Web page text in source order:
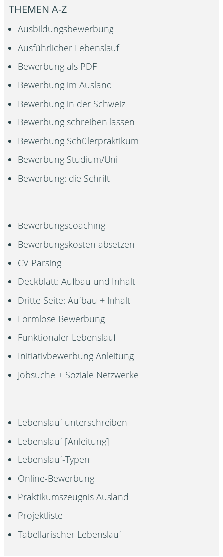
THEMEN A-Z
Ausbildungsbewerbung
Ausführlicher Lebenslauf
Bewerbung als PDF
Bewerbung im Ausland
Bewerbung in der Schweiz
Bewerbung schreiben lassen
Bewerbung Schülerpraktikum
Bewerbung Studium/Uni
Bewerbung: die Schrift
Bewerbungscoaching
Bewerbungskosten absetzen
CV-Parsing
Deckblatt: Aufbau und Inhalt
Dritte Seite: Aufbau + Inhalt
Formlose Bewerbung
Funktionaler Lebenslauf
Initiativbewerbung Anleitung
Jobsuche + Soziale Netzwerke
Lebenslauf unterschreiben
Lebenslauf [Anleitung]
Lebenslauf-Typen
Online-Bewerbung
Praktikumszeugnis Ausland
Projektliste
Tabellarischer Lebenslauf